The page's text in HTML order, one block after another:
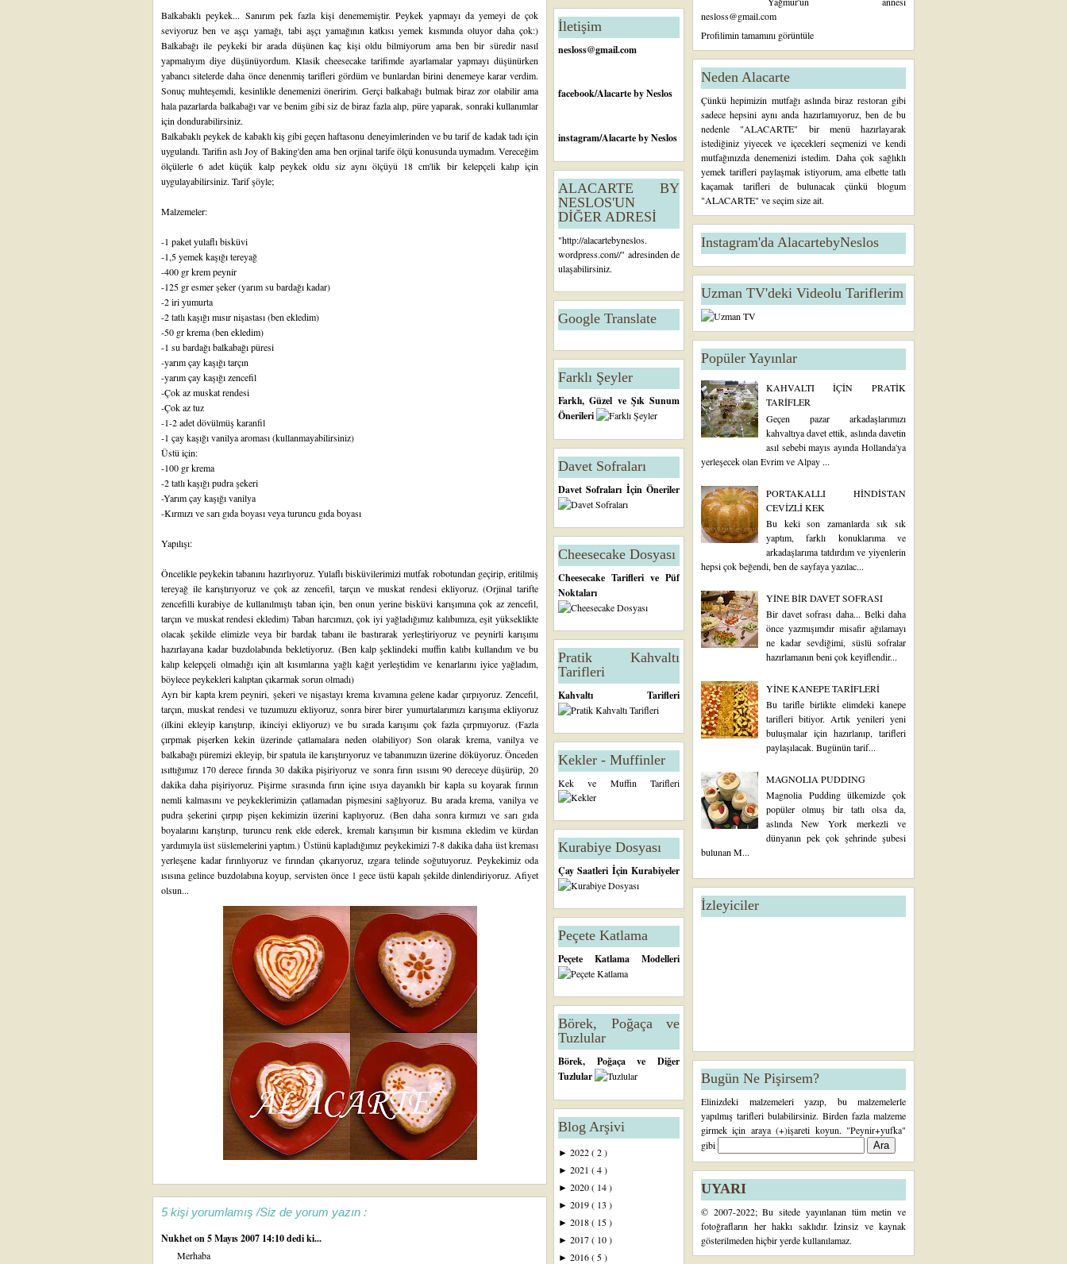
Balkabaklı peykek... Sanırım pek fazla kişi denememiştir. Peykek yapmayı da yemeyi de çok
seviyoruz ben ve aşçı yamağı, tabi aşçı yamağının katkısı yemek kısmında oluyor daha çok:)
Balkabağı ile peykeki bir arada düşünen kaç kişi oldu bilmiyorum ama ben bir süredir nasıl
yapmalıyım diye düşünüyordum. Klasik cheesecake tarifimde ayarlamalar yapmayı düşünürken
yabancı sitelerde daha önce denenmiş tarifleri gördüm ve bunlardan birini denemeye karar verdim.
Sonuç muhteşemdi, kesinlikle denemenizi öneririm. Gerçi balkabağı bulmak biraz zor olabilir ama
hala pazarlarda balkabağı var ve benim gibi siz de biraz fazla alıp, püre yaparak, sonraki kullanımlar
için dondurabilirsiniz.
Balkabaklı peykek de kabaklı kiş gibi geçen haftasonu deneyimlerinden ve bu tarif de kadak tadıiçin
uygulandı. Tarifin aslıJoy of Baking'denama ben orjinal tarife ölçü konusunda uymadım. Vereceğim
ölçülerle 6 adet küçük kalp peykek oldu siz aynı ölçüyü 18 cm'lik bir kelepçeli kalıp için
uygulayabilirsiniz. Tarif şöyle;
Malzemeler:
-1 paket yulaflı bisküvi
-1,5 yemek kaşığı tereyağ
-400 gr krem peynir
-125 gr esmer şeker (yarım su bardağı kadar)
-2 iri yumurta
-2 tatlı kaşığı mısır nişastası (ben ekledim)
-50 gr krema (ben ekledim)
-1 su bardağı balkabağı püresi
-yarım çay kaşığı tarçın
-yarım çay kaşığı zencefil
-Çok az muskat rendesi
-Çok az tuz
-1-2 adet dövülmüş karanfil
-1 çay kaşığı vanilya aroması (kullanmayabilirsiniz)
Üstü için:
-100 gr krema
-2 tatlı kaşığı pudra şekeri
-Yarım çay kaşığı vanilya
-Kırmızı ve sarı gıda boyası veya turuncu gıda boyası
Yapılışı:
Öncelikle peykekin tabanını hazırlıyoruz. Yulaflı bisküvilerimizi mutfak robotundan geçirip, eritilmiş
tereyağ ile karıştırıyoruz ve çok az zencefil, tarçın ve muskat rendesi ekliyoruz. (Orjinal tarifte
zencefilli kurabiye de kullanılmıştı taban için, ben onun yerine bisküvi karışımına çok az zencefil,
tarçın ve muskat rendesi ekledim) Taban harcımızı, çok iyi yağladığımız kalıbımıza, eşit yükseklikte
olacak şekilde elimizle veya bir bardak tabanı ile bastırarak yerleştiriyoruz ve peynirli karışımı
hazırlayana kadar buzdolabında bekletiyoruz. (Ben kalp şeklindeki muffin kalıbı kullandım ve bu
kalıp kelepçeli olmadığı için alt kısımlarına yağlı kağıt yerleştidim ve kenarlarını iyice yağladım,
böylece peykekleri kalıptan çıkarmak sorun olmadı)
Ayrı bir kapta krem peyniri, şekeri ve nişastayı krema kıvamına gelene kadar çırpıyoruz. Zencefil,
tarçın, muskat rendesi ve tuzumuzu ekliyoruz, sonra birer birer yumurtalarımızı karışıma ekliyoruz
(ilkini ekleyip karıştırıp, ikinciyi ekliyoruz) ve bu sırada karışımı çok fazla çırpmıyoruz. (Fazla
çırpmak pişerken kekin üzerinde çatlamalara neden olabiliyor) Son olarak krema, vanilya ve
balkabağı püremizi ekleyip, bir spatula ile karıştırıyoruz ve tabanımızın üzerine döküyoruz. Önceden
ısıttığımız 170 derece fırında 30 dakika pişiriyoruz ve sonra fırın ısısını 90 dereceye düşürüp, 20
dakika daha pişiriyoruz. Pişirme sırasında fırın içine ısıya dayanıklı bir kapla su koyarak fırının
nemli kalmasını ve peykeklerimizin çatlamadan pişmesini sağlıyoruz. Bu arada krema, vanilya ve
pudra şekerini çırpıp pişen kekimizin üzerini kaplıyoruz. (Ben daha sonra kırmızı ve sarı gıda
boyalarını karıştırıp, turuncu renk elde ederek, kremalı karışımın bir kısmına ekledim ve kürdan
yardımıyla üst süslemelerini yaptım.) Üstünü kapladığımız peykekimizi 7-8 dakika daha üst kreması
yerleşene kadar fırınlıyoruz ve fırından çıkarıyoruz, ızgara telinde soğutuyoruz. Peykekimiz oda
ısısına gelince buzdolabına koyup, servisten önce 1 gece üstü kapalı şekilde dinlendiriyoruz. Afiyet
olsun...
5 kişi yorumlamış /Siz de yorum yazın :
Nukheton 5 Mayıs 2007 14:10 dedi ki...
Merhaba
İletişim
nesloss@gmail.com
facebook/Alacarte by Neslos
instagram/Alacarte by Neslos
ALACARTE BY
NESLOS'UN
DİĞER ADRESİ
"http://alacartebyneslos.
wordpress.com//" adresinden de
ulaşabilirsiniz.
Google Translate
Farklı Şeyler
Farklı, Güzel ve Şık Sunum
Önerileri
Davet Sofraları
Davet Sofraları İçin Öneriler
Cheesecake Dosyası
Cheesecake Tarifleri ve Püf
Noktaları
Pratik Kahvaltı
Tarifleri
Kahvaltı Tarifleri
Kekler - Muffinler
Kek ve Muffin Tarifleri
Kurabiye Dosyası
Çay Saatleri İçin Kurabiyeler
Peçete Katlama
Peçete Katlama Modelleri
Börek, Poğaça ve
Tuzlular
Börek, Poğaça ve Diğer
Tuzlular
Blog Arşivi
► 2022( 2 )
► 2021 ( 4 )
► 2020( 14 )
► 2019( 13 )
► 2018( 15 )
► 2017( 10 )
► 2016( 5 )
nesloss@gmail.com
Profilimin tamamını görüntüle
Neden Alacarte
Çünkü hepimizin mutfağı aslında biraz restoran gibi
sadece hepsini aynı anda hazırlamıyoruz, ben de bu
nedenle "ALACARTE" bir menü hazırlayarak
istediğiniz yiyecek ve içecekleri seçmenizi ve kendi
mutfağınızda denemenizi istedim. Daha çok sağlıklı
yemek tarifleri paylaşmak istiyorum, ama elbette tatlı
kaçamak tarifleri de bulunacak çünkü blogum
"ALACARTE" ve seçim size ait.
Instagram'da AlacartebyNeslos
Uzman TV'deki Videolu Tariflerim
Popüler Yayınlar
KAHVALTI İÇİN PRATİK
TARİFLER
Geçen pazar arkadaşlarımızı
kahvaltıya davet ettik, aslında davetin
asıl sebebi mayıs ayında Hollanda'ya
yerleşecek olan Evrim ve Alpay ...
PORTAKALLI HİNDİSTAN
CEVİZLİ KEK
Bu keki son zamanlarda sık sık
yaptım, farklı konuklarıma ve
arkadaşlarıma tatdırdım ve yiyenlerin
hepsi çok beğendi, ben de sayfaya yazılac...
YİNE BİR DAVET SOFRASI
Bir davet sofrası daha... Belki daha
önce yazmışımdır misafir ağılamayı
ne kadar sevdiğimi, süslü sofralar
hazırlamanın beni çok keyiflendir...
YİNE KANEPE TARİFLERİ
Bu tarifle birlikte elimdeki kanepe
tarifleri bitiyor. Artık yenileri yeni
buluşmalar için hazırlanıp, tarifleri
paylaşılacak. Bugünün tarif...
MAGNOLIA PUDDING
Magnolia Pudding ülkemizde çok
popüler olmuş bir tatlı olsa da,
aslında New York merkezli ve
dünyanın pek çok şehrinde şubesi
bulunan M...
İzleyiciler
Bugün Ne Pişirsem?
Elinizdeki malzemeleri yazıp, bu malzemelerle
yapılmış tarifleri bulabilirsiniz. Birden fazla malzeme
girmek için araya (+)işareti koyun. "Peynir+yufka"
gibi
UYARI
© 2007-2022; Bu sitede yayınlanan tüm metin ve
fotoğrafların her hakkı saklıdır. İzinsiz ve kaynak
gösterilmeden hiçbir yerde kullanılamaz.